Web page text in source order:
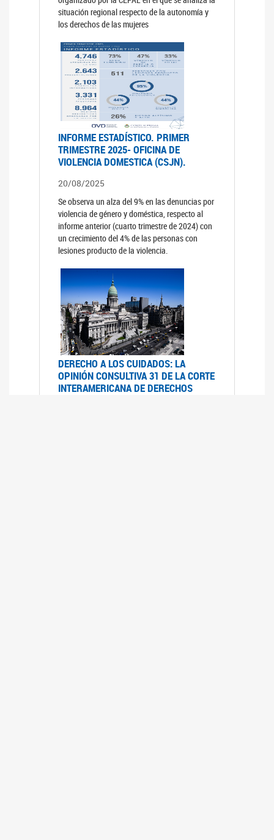
situación regional respecto de la autonomía y
los derechos de las mujeres
INFORME ESTADÍSTICO. PRIMER
TRIMESTRE 2025- OFICINA DE
VIOLENCIA DOMESTICA (CSJN).
20/08/2025
Se observa un alza del 9% en las denuncias por
violencia de género y doméstica, respecto al
informe anterior (cuarto trimestre de 2024) con
un crecimiento del 4% de las personas con
lesiones producto de la violencia.
DERECHO A LOS CUIDADOS: LA
OPINIÓN CONSULTIVA 31 DE LA CORTE
INTERAMERICANA DE DERECHOS